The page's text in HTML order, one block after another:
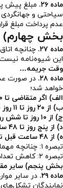
ماده ۲۶.
مبلغ پیش
عدم پرداخت مبلغ
بخش چهارم)
ماده ۲۷.
چنانچه
این شیوه‌نامه
وقت جریمه…
ماده ۲۸.
در صورت
خواهد شد؛
الف) اگر متقاضی تا ۲۰ روز قبل از زمان رزرو شده برای استفاده، نسبت به لغو آن اقدام کند، هیچ گونه جریمه‌ای تعلق نخواهد گرفت.
ب) از ۲۰ روز تا ۱۱ روز قبل از ورود مهمان به واحد اقامتی، مبلغ 30 درصد هزینه اقامت کل به ازاء هر اتاق
ج) از ۱۰ روز تا شش روز قبل از ورود مهمان به واحد اقامتی، مبلغ 50درصد هزینه اقامت کل به ازاء هر اتاق
د) از پنج روز تا ۴۸ ساعت قبل از ورود مهمان به واحد اقامتی، مبلغ 70 درصد هزینه اقامت کل به ازاء هر اتاق
ه) از ۴۸ ساعت قبل تا زمان ورود مهمان، مبلغ 100 درصد هزینه اقامت کل به ازاء هر اتاق،
تبصره ۱: چنانچه مهمان پس از رزرو و اقامت ، بنا به هر دلیلی از ادامه اقامت منصرف شد، در صورت توافق با طرفین قابل فسخ می باشد.
تبصره ۲: کاهش تعداد اتاق‌های رزرو شده توسط دفاتر خدمات سیاحتی و جهانگردی تا ۴۸ ساعت قبل از ورود و تا سقف قابل قبول بوده و مشمول جریمه نیست.
بخش پنجم) سایر
ماده ۲۹.
در سایر
نمایندگان